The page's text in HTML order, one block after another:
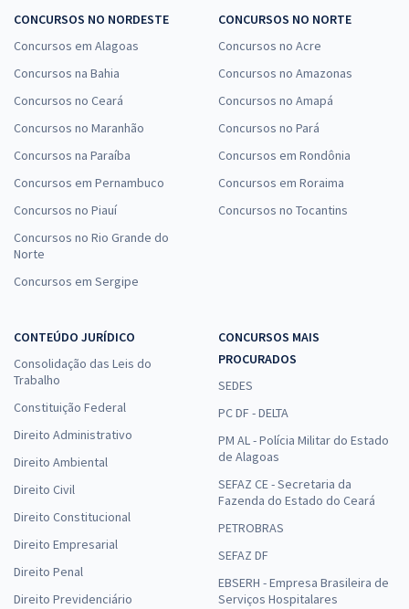
CONCURSOS NO NORDESTE
Concursos em Alagoas
Concursos na Bahia
Concursos no Ceará
Concursos no Maranhão
Concursos na Paraíba
Concursos em Pernambuco
Concursos no Piauí
Concursos no Rio Grande do
Norte
Concursos em Sergipe
CONCURSOS NO NORTE
Concursos no Acre
Concursos no Amazonas
Concursos no Amapá
Concursos no Pará
Concursos em Rondônia
Concursos em Roraima
Concursos no Tocantins
CONTEÚDO JURÍDICO
Consolidação das Leis do
Trabalho
Constituição Federal
Direito Administrativo
Direito Ambiental
Direito Civil
Direito Constitucional
Direito Empresarial
Direito Penal
Direito Previdenciário
CONCURSOS MAIS
PROCURADOS
SEDES
PC DF - DELTA
PM AL - Polícia Militar do Estado
de Alagoas
SEFAZ CE - Secretaria da
Fazenda do Estado do Ceará
PETROBRAS
SEFAZ DF
EBSERH - Empresa Brasileira de
Serviços Hospitalares